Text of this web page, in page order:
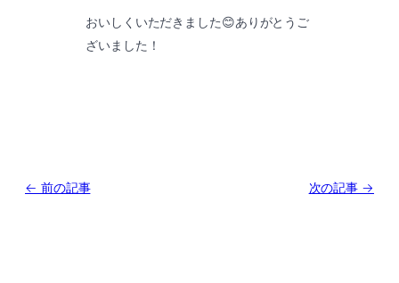
おいしくいただきました😊ありがとうご
ざいました！
← 前の記事 次の記事 →